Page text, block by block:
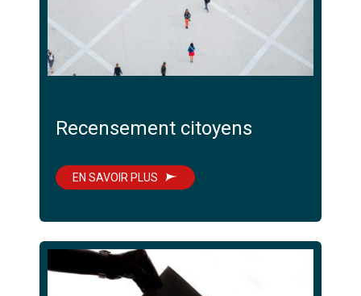
Recensement citoyens
EN SAVOIR PLUS